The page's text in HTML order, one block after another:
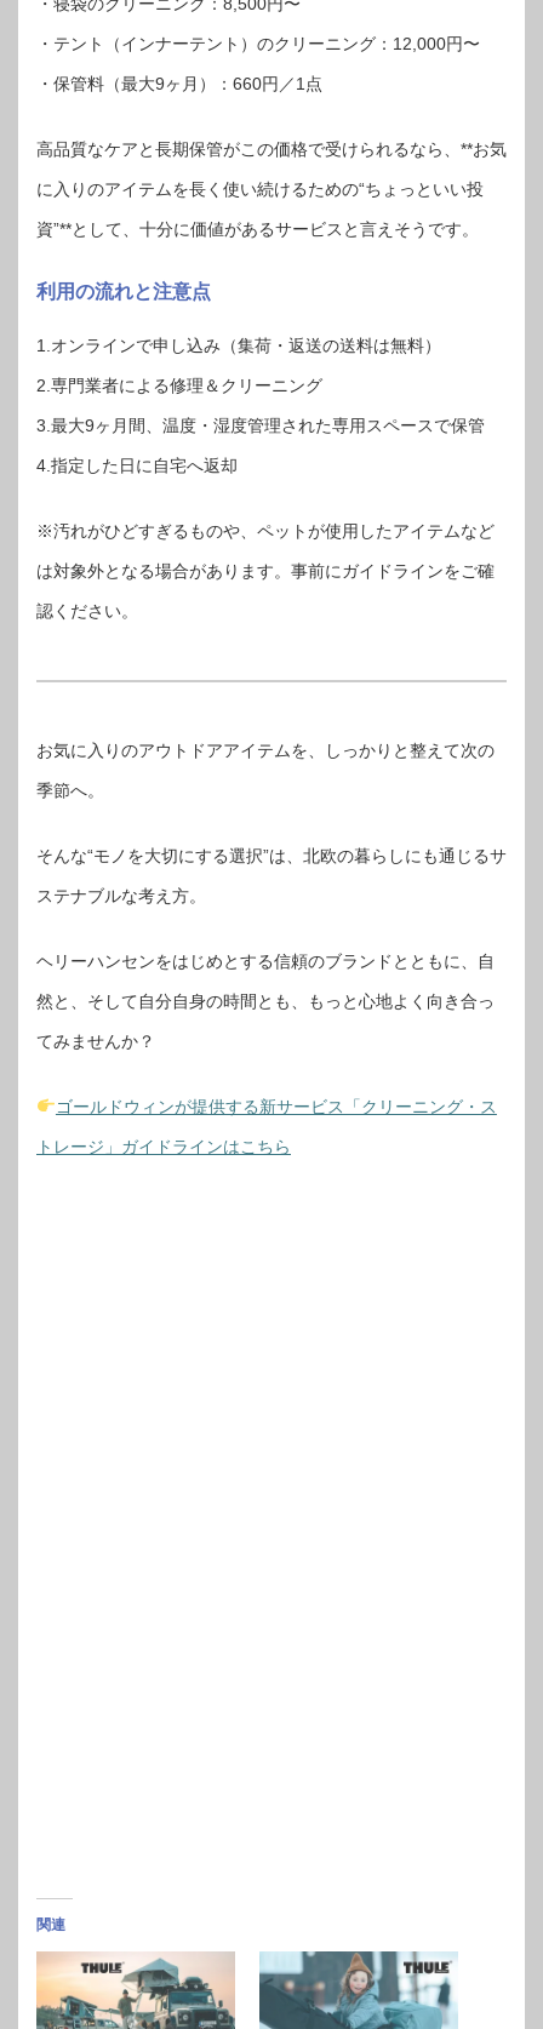
・テント（インナーテント）のクリーニング：12,000円〜
・保管料（最大9ヶ月）：660円／1点
高品質なケアと長期保管がこの価格で受けられるなら、**お気
に入りのアイテムを長く使い続けるための“ちょっといい投
資”**として、十分に価値があるサービスと言えそうです。
利用の流れと注意点
1.オンラインで申し込み（集荷・返送の送料は無料）
2.専門業者による修理＆クリーニング
3.最大9ヶ月間、温度・湿度管理された専用スペースで保管
4.指定した日に自宅へ返却
※汚れがひどすぎるものや、ペットが使用したアイテムなど
は対象外となる場合があります。事前にガイドラインをご確
認ください。
お気に入りのアウトドアアイテムを、しっかりと整えて次の
季節へ。
そんな“モノを大切にする選択”は、北欧の暮らしにも通じるサ
ステナブルな考え方。
ヘリーハンセンをはじめとする信頼のブランドとともに、自
然と、そして自分自身の時間とも、もっと心地よく向き合っ
てみませんか？
ゴールドウィンが提供する新サービス「クリーニング・ス
トレージ」ガイドラインはこちら
関連